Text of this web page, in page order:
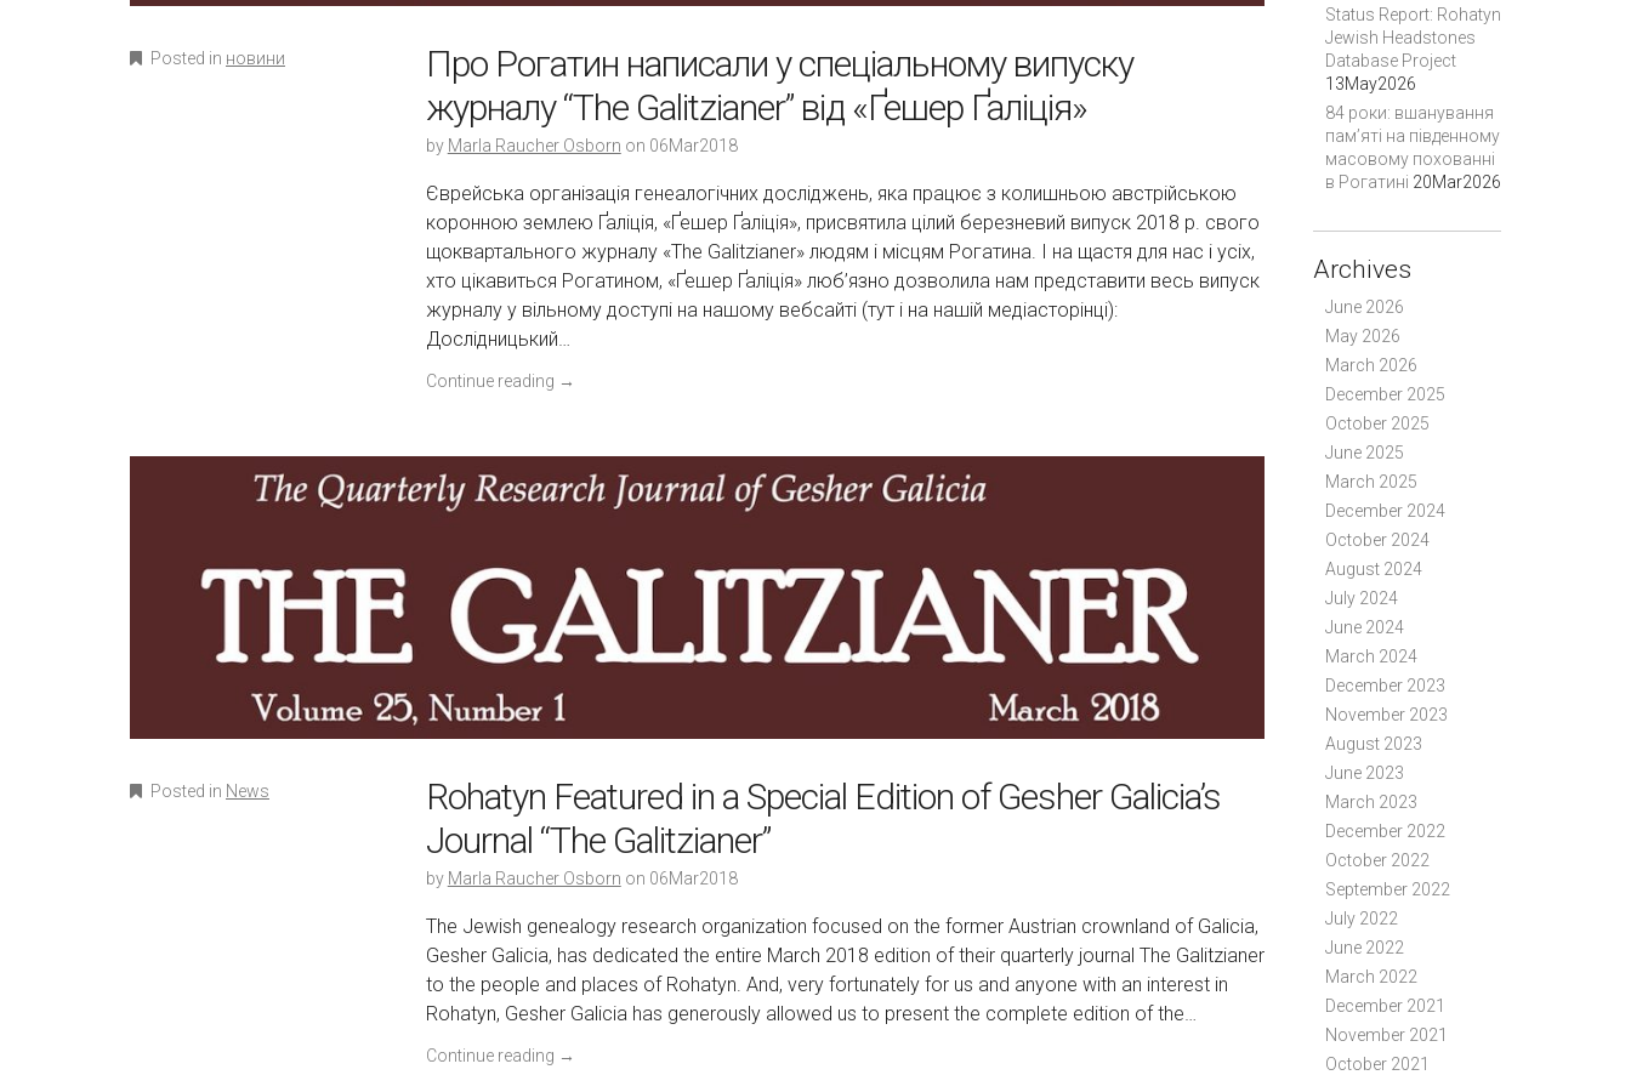
Posted in новини
Про Рогатин написали у спеціальному випуску
журналу “The Galitzianer” від «Ґешер Ґаліція»
by Marla Raucher Osborn on 06Mar2018
Єврейська організація генеалогічних досліджень, яка працює з колишньою австрійською
коронною землею Ґаліція, «Ґешер Ґаліція», присвятила цілий березневий випуск 2018 р. свого
щоквартального журналу «The Galitzianer» людям і місцям Рогатина. І на щастя для нас і усіх,
хто цікавиться Рогатином, «Ґешер Ґаліція» люб’язно дозволила нам представити весь випуск
журналу у вільному доступі на нашому вебсайті (тут і на нашій медіасторінці):
Дослідницький…
Continue reading →
Posted in News
Rohatyn Featured in a Special Edition of Gesher Galicia’s
Journal “The Galitzianer”
by Marla Raucher Osborn on 06Mar2018
The Jewish genealogy research organization focused on the former Austrian crownland of Galicia,
Gesher Galicia, has dedicated the entire March 2018 edition of their quarterly journal The Galitzianer
to the people and places of Rohatyn. And, very fortunately for us and anyone with an interest in
Rohatyn, Gesher Galicia has generously allowed us to present the complete edition of the…
Continue reading →
Status Report: Rohatyn
Jewish Headstones
Database Project
13May2026
84 роки: вшанування
пам’яті на південному
масовому похованні
в Рогатині 20Mar2026
Archives
June 2026
May 2026
March 2026
December 2025
October 2025
June 2025
March 2025
December 2024
October 2024
August 2024
July 2024
June 2024
March 2024
December 2023
November 2023
August 2023
June 2023
March 2023
December 2022
October 2022
September 2022
July 2022
June 2022
March 2022
December 2021
November 2021
October 2021